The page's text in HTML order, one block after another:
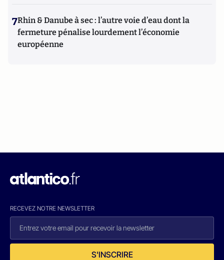
7Rhin & Danube à sec : l’autre voie d’eau dont la
fermeture pénalise lourdement l’économie
européenne
RECEVEZ NOTRE NEWSLETTER
S'INSCRIRE